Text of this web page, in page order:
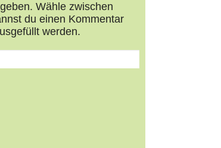
Wähle zwischen
du einen Kommentar
werden.